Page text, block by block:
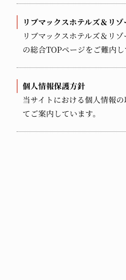
リブマックスホテルズ＆リ
リブマックスホテルズ＆リゾ
の総合TOPページをご難内し
個人情報保護方針
当サイトにおける個人情報
てご案内しています。